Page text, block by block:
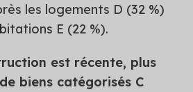
les logements D (32 %)
E (22 %).
est récente, plus
biens catégorisés C